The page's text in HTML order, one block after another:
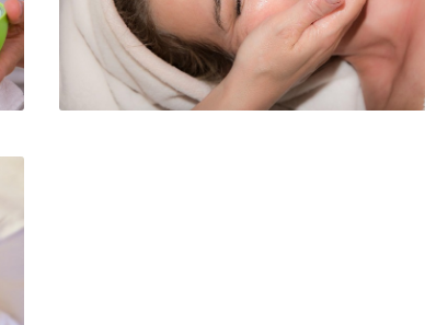
Gesichtsmassage 60 Min. 69,- €
mit Augenmassage 80 Min. 92,- €